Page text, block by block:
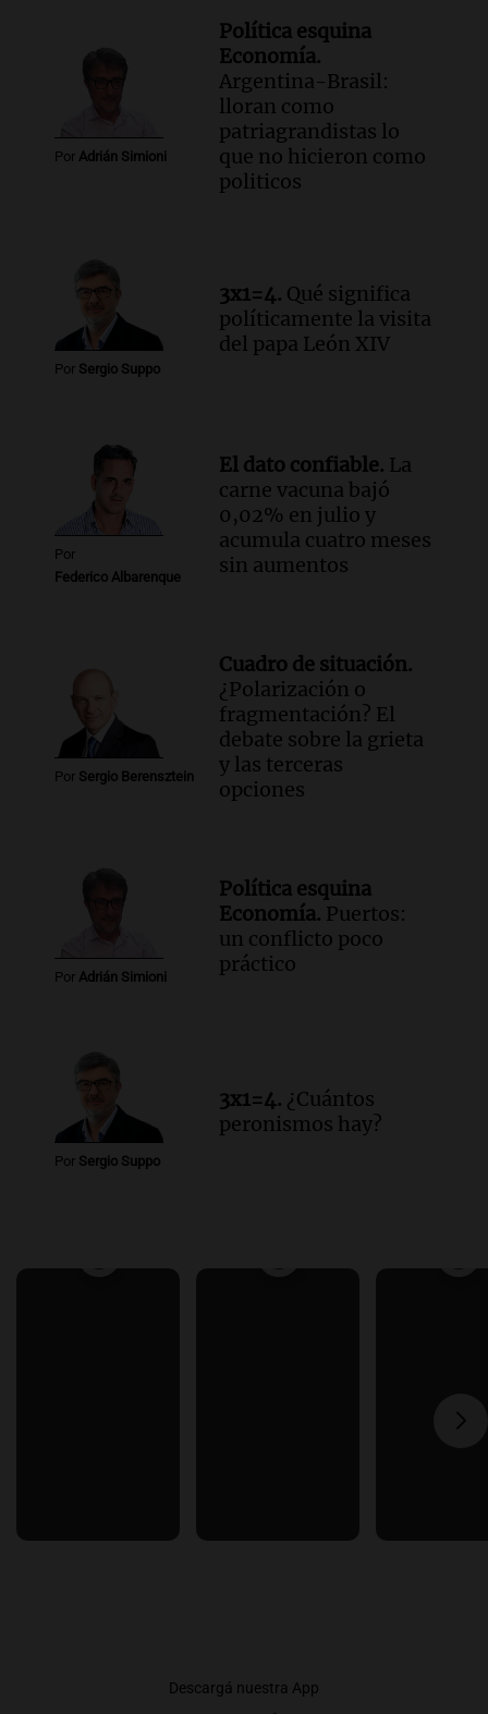
Los trabajadores de la Unión
Obrera Metalúrgica advierten sobre
pérdida de empleos en la industria
metalúrgica
Episodios
Audio.El Senado debate proyecto de
propiedad privada sin capítulo de tierras
Por Adrián Simioni
Política esquina
Economía.
Argentina-Brasil:
lloran como
patriagrandistas lo
que no hicieron como
politicos
Por Sergio Suppo
3x1=4. Qué significa
políticamente la visita
del papa León XIV
Por
Federico Albarenque
El dato confiable. La
carne vacuna bajó
0,02% en julio y
acumula cuatro meses
sin aumentos
Por Sergio Berensztein
Cuadro de situación.
¿Polarización o
fragmentación? El
debate sobre la grieta
y las terceras
opciones
Por Adrián Simioni
Política esquina
Economía. Puertos:
un conflicto poco
práctico
Por Sergio Suppo
3x1=4. ¿Cuántos
peronismos hay?
Descargá nuestra App